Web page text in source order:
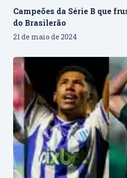
Campeões da Série B que
do Brasilerão
21 de maio de 2024